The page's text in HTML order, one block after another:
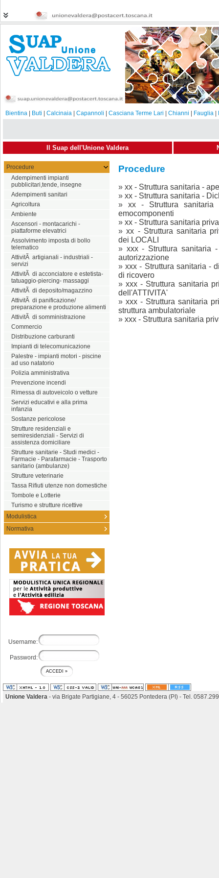
Bientina Buti Calcinaia Capannoli Casciana Terme Lari Chianni Fauglia
Il Suap dell'Unione Valdera
Procedure
Adempimenti impianti
pubblicitari,tende, insegne
Adempimenti sanitari
Agricoltura
Ambiente
Ascensori - montacarichi -
piattaforme elevatrici
Assolvimento imposta di bollo
telematico
AttivitÃ artigianali - industriali -
servizi
AttivitÃ di acconciatore e estetista-
tatuaggio-piercing- massaggi
AttivitÃ di deposito/magazzino
AttivitÃ di panificazione/
preparazione e produzione alimenti
AttivitÃ di somministrazione
Commercio
Distribuzione carburanti
Impianti di telecomunicazione
Palestre - impianti motori - piscine
ad uso natatorio
Polizia amministrativa
Prevenzione incendi
Rimessa di autoveicolo o vetture
Servizi educativi e alla prima
infanzia
Sostanze pericolose
Strutture residenziali e
semiresidenziali - Servizi di
assistenza domiciliare
Strutture sanitarie - Studi medici -
Farmacie - Parafarmacie - Trasporto
sanitario (ambulanze)
Strutture veterinarie
Tassa Rifiuti utenze non domestiche
Tombole e Lotterie
Turismo e strutture ricettive
Modulistica
Normativa
Username:
Password:
Procedure
» xx - Struttura sanitaria -
» xx - Struttura sanitaria -
»xx - Struttura
emocomponenti
» xx - Struttura sanitaria
»xx - Struttura sanitaria
dei LOCALI
» xxx - Struttura sanitaria
autorizzazione
»xxx - Struttura sanitaria -
di ricovero
»xxx - Struttura sanitaria
dell'ATTIVITA'
» xxx - Struttura sanitaria
struttura ambulatoriale
» xxx - Struttura sanitaria
Unione Valdera - via Brigate Partigiane, 4 - 56025 Pontedera (PI) - Tel.